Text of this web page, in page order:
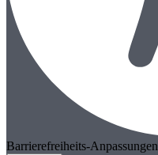
Barrierefreiheits-Anpassungen